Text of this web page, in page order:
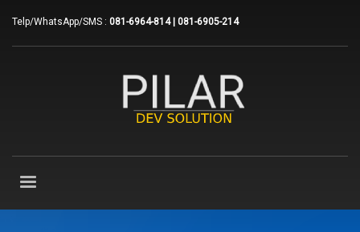
Telp/WhatsApp/SMS : 081-6964-814 | 081-6905-214